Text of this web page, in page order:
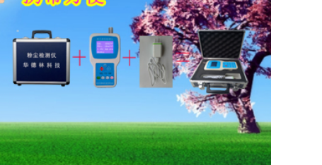
浓度仪/除尘器出口粉尘浓度检测
中心颁布的防爆证